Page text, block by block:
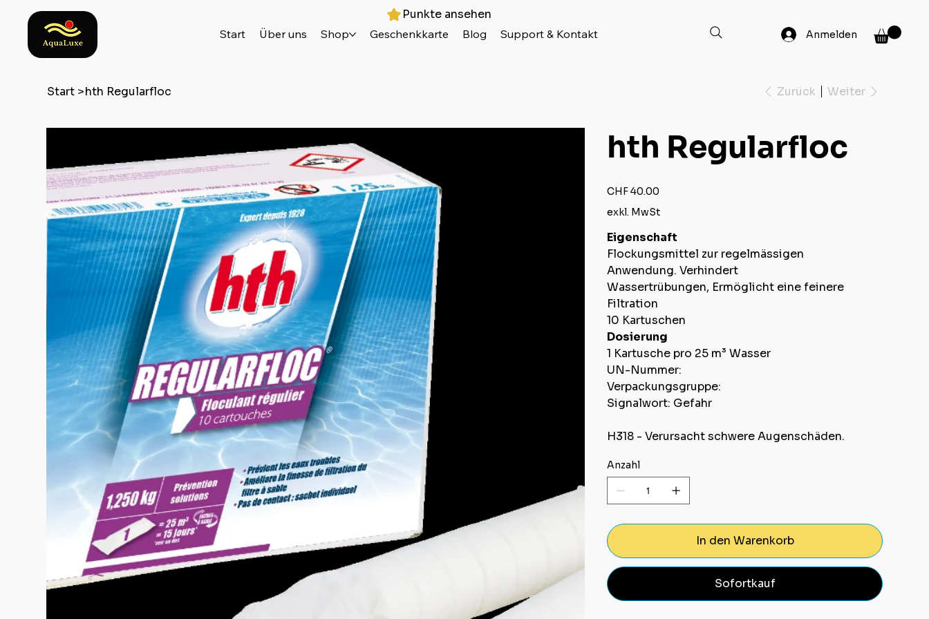
Start Über uns Shop Geschenkkarte Blog Support & Kontakt
Punkte ansehen
Anmelden
Start >hth Regularfloc Zurück Weiter
hth Regularfloc
Preis
CHF 40.00
exkl. MwSt
Eigenschaft
Flockungsmittel zur regelmässigen
Anwendung. Verhindert
Wassertrübungen, Ermöglicht eine feinere
Filtration
10 Kartuschen
Dosierung
1 Kartusche pro 25 m³ Wasser
UN-Nummer:
Verpackungsgruppe:
Signalwort: Gefahr
H318 - Verursacht schwere Augenschäden.
Anzahl
In den Warenkorb
Sofortkauf